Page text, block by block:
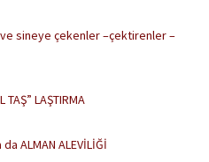
sineye çekenler –çektirenler –
TAŞ” LAŞTIRMA
da ALMAN ALEVİLİĞİ